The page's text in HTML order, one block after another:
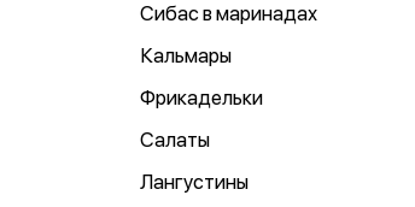
Сибас в маринадах
Кальмары
Фрикадельки
Салаты
Лангустины